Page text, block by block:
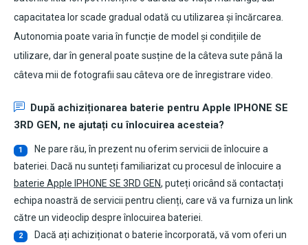
capacitatea lor scade gradual odată cu utilizarea și încărcarea.
Autonomia poate varia în funcție de model și condițiile de
utilizare, dar în general poate susține de la câteva sute până la
câteva mii de fotografii sau câteva ore de înregistrare video.
După achiziționarea baterie pentru Apple IPHONE SE
3RD GEN , ne ajutați cu înlocuirea acesteia?
1
Ne pare rău, în prezent nu oferim servicii de înlocuire a
bateriei. Dacă nu sunteți familiarizat cu procesul de înlocuire a
baterie Apple IPHONE SE 3RD GEN, puteți oricând să contactați
echipa noastră de servicii pentru clienți, care vă va furniza un link
către un videoclip despre înlocuirea bateriei.
2
Dacă ați achiziționat o baterie încorporată, vă vom oferi un